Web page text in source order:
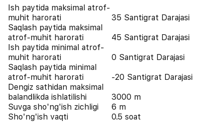
Ish paytida maksimal atrof-
muhit harorati
35 Santigrat Darajasi
Saqlash paytida maksimal
atrof-muhit harorati
45 Santigrat Darajasi
Ish paytida minimal atrof-
muhit harorati
0 Santigrat Darajasi
Saqlash paytida minimal
atrof-muhit harorati
-20 Santigrat Darajasi
Dengiz sathidan maksimal
balandlikda ishlatilishi
3000 m
Suvga sho'ng'ish zichligi
6 m
Sho'ng'ish vaqti
0.5 soat